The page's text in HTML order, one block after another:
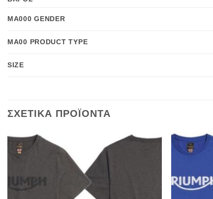
MA000 GENDER
MA00 PRODUCT TYPE
SIZE
ΣΧΕΤΙΚΑ ΠΡΟΪΟΝΤΑ